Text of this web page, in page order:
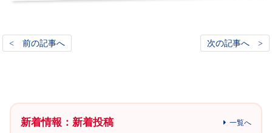
< 前の記事へ 次の記事へ >
新着情報：新着投稿 一覧へ